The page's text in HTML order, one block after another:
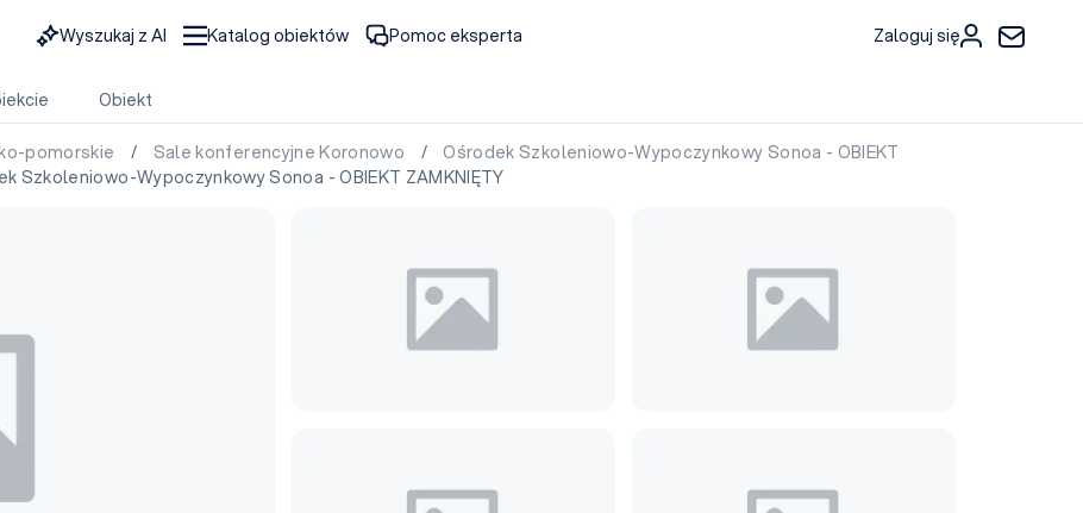
Wyszukaj z AI Katalog obiektów Pomoc eksperta Zaloguj się
Obiekt
pomorskie / Sale konferencyjne Koronowo /Ośrodek Szkoleniowo-Wypoczynkowy Sonoa - OBIEKT
Wypoczynkowy Sonoa - OBIEKT ZAMKNIĘTY